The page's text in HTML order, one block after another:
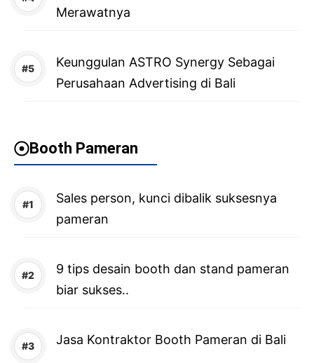
Merawatnya
Keunggulan ASTRO Synergy Sebagai
Perusahaan Advertising di Bali
Booth Pameran
Sales person, kunci dibalik suksesnya
pameran
9 tips desain booth dan stand pameran
biar sukses..
Jasa Kontraktor Booth Pameran di Bali